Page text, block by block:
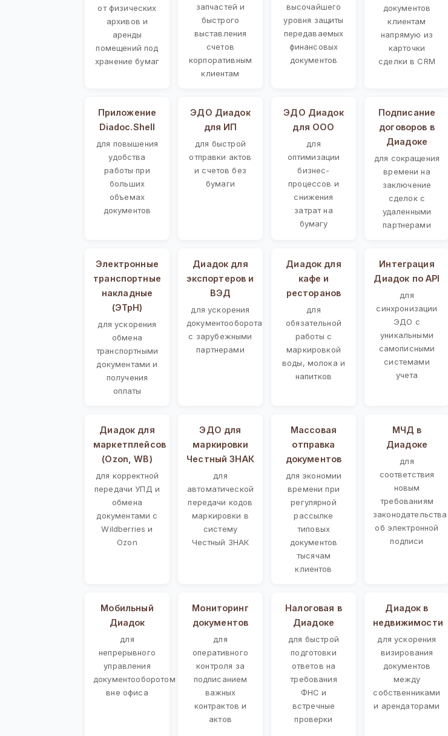
от физических
архивов и
аренды
помещений под
хранение бумаг
запчастей и
быстрого
выставления
счетов
корпоративным
клиентам
высочайшего
уровня защиты
передаваемых
финансовых
документов
документов
клиентам
напрямую из
карточки
сделки в CRM
Приложение
Diadoc.Shell
для повышения
удобства
работы при
больших
объемах
документов
ЭДО Диадок
для ИП
для быстрой
отправки актов
и счетов без
бумаги
ЭДО Диадок
для ООО
для
оптимизации
бизнес-
процессов и
снижения
затрат на
бумагу
Подписание
договоров в
Диадоке
для сокращения
времени на
заключение
сделок с
удаленными
партнерами
Электронные
транспортные
накладные
(ЭТрН)
для ускорения
обмена
транспортными
документами и
получения
оплаты
Диадок для
экспортеров и
ВЭД
для ускорения
документооборота
с зарубежными
партнерами
Диадок для
кафе и
ресторанов
для
обязательной
работы с
маркировкой
воды, молока и
напитков
Интеграция
Диадок по API
для
синхронизации
ЭДО с
уникальными
самописными
системами
учета
Диадок для
маркетплейсов
(Ozon, WB)
для корректной
передачи УПД и
обмена
документами с
Wildberries и
Ozon
ЭДО для
маркировки
Честный ЗНАК
для
автоматической
передачи кодов
маркировки в
систему
Честный ЗНАК
Массовая
отправка
документов
для экономии
времени при
регулярной
рассылке
типовых
документов
тысячам
клиентов
МЧД в
Диадоке
для
соответствия
новым
требованиям
законодательства
об электронной
подписи
Мобильный
Диадок
для
непрерывного
управления
документооборотом
вне офиса
Мониторинг
документов
для
оперативного
контроля за
подписанием
важных
контрактов и
актов
Налоговая в
Диадоке
для быстрой
подготовки
ответов на
требования
ФНС и
встречные
проверки
Диадок в
недвижимости
для ускорения
визирования
документов
между
собственниками
и арендаторами